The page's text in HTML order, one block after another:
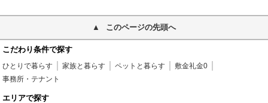
このページの先頭へ
こだわり条件で探す
ひとりで暮らす 家族と暮らす ペットと暮らす
敷金礼金0
事務所・テナント
エリアで探す